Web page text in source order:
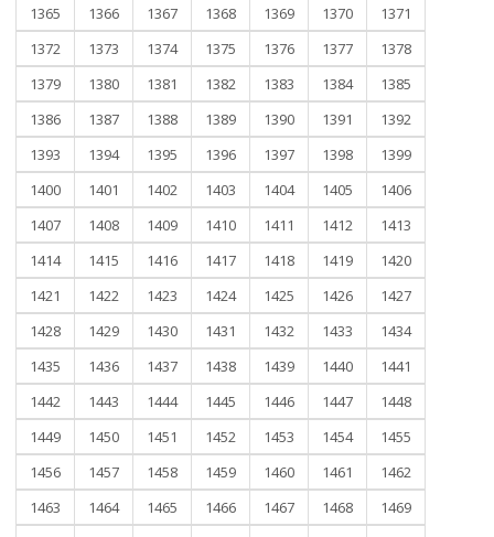
1365 1366 1367 1368 1369 1370
1371
1372
1373 1374 1375 1376 1377
1378
1379
1380 1381 1382 1383 1384
1385
1386
1387 1388 1389 1390 1391
1392
1393
1394 1395 1396 1397 1398
1399
1400
1401 1402 1403 1404 1405
1406
1407
1408 1409 1410 1411 1412
1413
1414
1415 1416 1417 1418 1419
1420
1421
1422 1423 1424 1425 1426
1427
1428
1429 1430 1431 1432 1433
1434
1435
1436 1437 1438 1439 1440
1441
1442
1443 1444 1445 1446 1447
1448
1449
1450 1451 1452 1453 1454
1455
1456
1457 1458 1459 1460 1461
1462
1463
1464 1465 1466 1467 1468
1469